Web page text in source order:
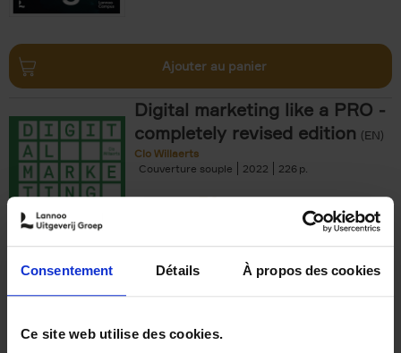
Consentement Détails À propos des cookies
Ce site web utilise des cookies.
Ajouter au panier
Digital marketing like a PRO -
completely revised edition (EN)
Clo Willaerts
Couverture souple
2022 226
€35,50